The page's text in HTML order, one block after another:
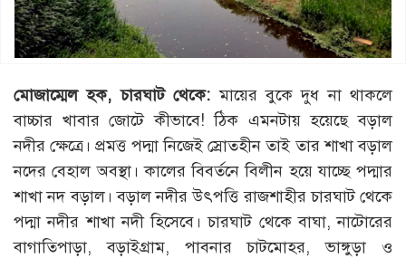
মোজাম্মেল হক,চারঘাট থেকে: মায়ের বুকে দুধ না থাকলে
বাচ্চার খাবার জোটে কীভাবে! ঠিক এমনটায় হয়েছে বড়াল
নদীর ক্ষেত্রে। প্রমত্ত পদ্মা নিজেই স্রোতহীন তাই তার শাখা বড়াল
নদের বেহাল অবস্থা। কালের বিবর্তনে বিলীন হয়ে যাচ্ছে পদ্মার
শাখা নদ বড়াল। বড়াল নদীর উৎপত্তি রাজশাহীর চারঘাট থেকে
পদ্মা নদীর শাখা নদী হিসেবে। চারঘাট থেকে বাঘা, নাটোরের
বাগাতিপাড়া, বড়াইগ্রাম, পাবনার চাটমোহর, ভাঙ্গুড়া ও